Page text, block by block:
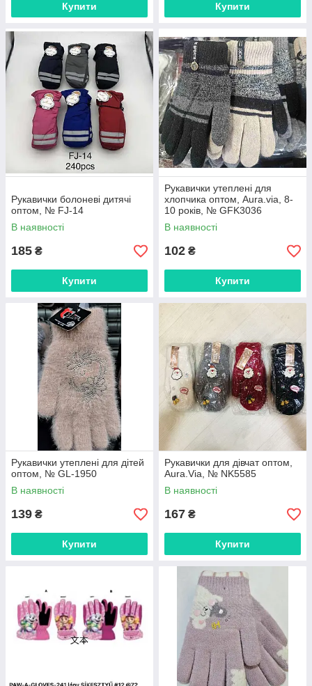
Купити Купити
Рукавички болоневі дитячі
оптом, № FJ-14
В наявності
185 ₴
Купити
Рукавички утеплені для
хлопчика оптом, Aura.via, 8-
10 років, № GFK3036
В наявності
102 ₴
Купити
Рукавички утеплені для дітей
оптом, № GL-1950
В наявності
139 ₴
Купити
Рукавички для дівчат оптом,
Aura.Via, № NK5585
В наявності
167 ₴
Купити